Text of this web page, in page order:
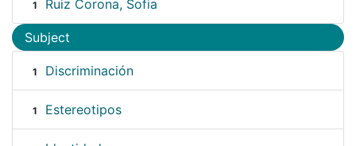
1 Ruiz Corona, Sofia
Subject
1 Discriminación
1 Estereotipos